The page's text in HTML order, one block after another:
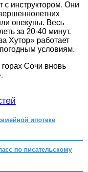
с инструктором. Они
опекуны. Весь
за 20-40 минут.
Хутор» работает
условиям.
Сочи вновь
ипотеке
по писательскому